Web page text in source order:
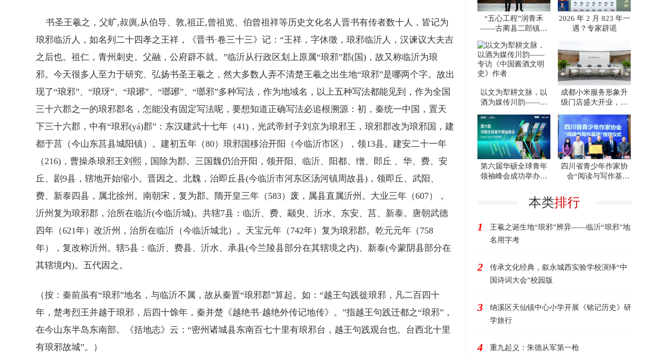
书圣王羲之，父旷,叔廙,从伯导、敦,祖正,曾祖览、伯曾祖祥等历史文化名人晋书有传者数十人，皆记为
琅邪临沂人，如名列二十四孝之王祥，《晋书·卷三十三》记：“王祥，字休徵，琅邪临沂人，汉谏议大夫吉
之后也。祖仁，青州刺史。父融，公府辟不就。”临沂从行政区划上原属“琅邪”郡(国)，故又称临沂为琅
邪。今天很多人至力于研究、弘扬书圣王羲之，然大多数人弄不清楚王羲之出生地“琅邪”是哪两个字。故出
现了“琅邪”、“琅玡”、“琅琊”、“瑯琊”、“瑯邪”多种写法，作为地域名，以上五种写法都能见到，作为全国
三十六郡之一的琅邪郡名，怎能没有固定写法呢，要想知道正确写法必追根溯源：初，秦统一中国，置天
下三十六郡，中有“琅邪(yá)郡”：东汉建武十七年（41)，光武帝封子刘京为琅邪王，琅邪郡改为琅邪国，建
都于莒（今山东莒县城阳镇）。建初五年（80）琅邪国移治开阳（今临沂市区），领13县。建安二十一年
（216)，曹操杀琅邪王刘熙，国除为郡。三国魏仍治开阳，领开阳、临沂、阳都、缯、郎丘 、华、费、安
丘、剧9县，辖地开始缩小。晋因之。北魏，治即丘县(今临沂市河东区汤河镇周故县)，领即丘、武阳、
费、新泰四县，属北徐州。南朝宋，复为郡。隋开皇三年（583）废，属县直属沂州。大业三年（607），
沂州复为琅邪郡，治所在临沂(今临沂城)。共辖7县：临沂、费、颛臾、沂水、东安、莒、新泰。唐朝武德
四年（621年）改沂州，治所在临沂（今临沂城北）。天宝元年（742年）复为琅邪郡。乾元元年（758
年），复改称沂州。辖5县：临沂、费县、沂水、承县(今兰陵县部分在其辖境之内)、新泰(今蒙阴县部分在
其辖境内)。五代因之。
（按：秦前虽有“琅邪”地名，与临沂不属，故从秦置“琅邪郡”算起。如：“越王勾践徙琅邪，凡二百四十
年，楚考烈王并越于琅邪，后四十馀年，秦并楚《越绝书·越绝外传记地传》。”指越王句践迁都之“琅邪”，
在今山东半岛东南部。《括地志》云：“密州诸城县东南百七十里有琅邪台，越王句践观台也。台西北十里
有琅邪故城”。）
“五心工程”润青禾
——古蔺县二郎镇关
2026 年 2 月 823 年一
遇？专家辟谣
以文为犁耕文脉，以
酒为媒传川韵——专
史》作者
成都小米服务形象升
级门店盛大开业，沉
权益引
第六届华硕全球青年
领袖峰会成功举办，
四川省青少年作家协
会“阅读与写作基
本类排行
1
王羲之诞生地“琅邪”辨异——临沂“琅邪”地
名用字考
2
传承文化经典，叙永城西实验学校演绎“中
国诗词大会”校园版
3
纳溪区天仙镇中心小学开展《铭记历史》研
学旅行
4 重九起义：朱德从军第一枪